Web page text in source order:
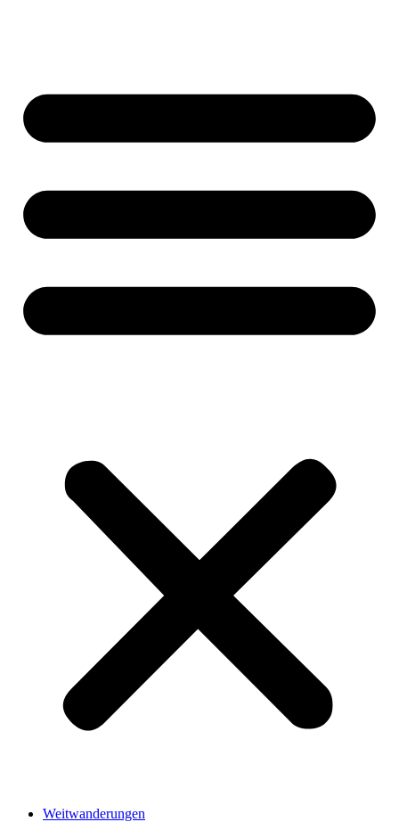
Weitwanderungen